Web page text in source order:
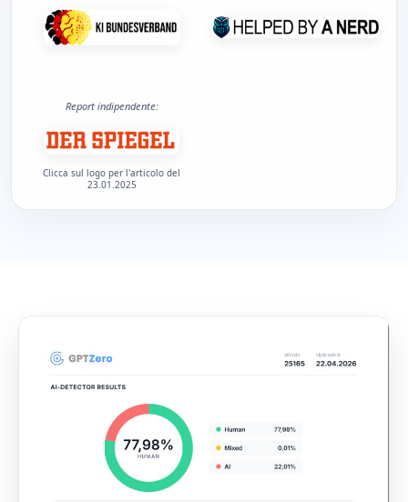
Report indipendente:
Clicca sul logo per l'articolo del
23.01.2025